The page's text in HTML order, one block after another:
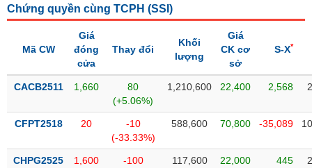
liệu
trường
Chứng quyền cùng TCPH (SSI )
Mã CW
Giá
đóng
cửa
Thay đổi
Khối
lượng
Giá
CK cơ
sở
S-X*
CACB2511 1,660
80
(+5.06%)
1,210,600 22,400 2,568
CFPT2518 20
-10
(-33.33%)
588,600 70,800 -35,089
CHPG2525 1,600
-100
117,600 22,000 445
DÙNG
KHÔNG
YẾU